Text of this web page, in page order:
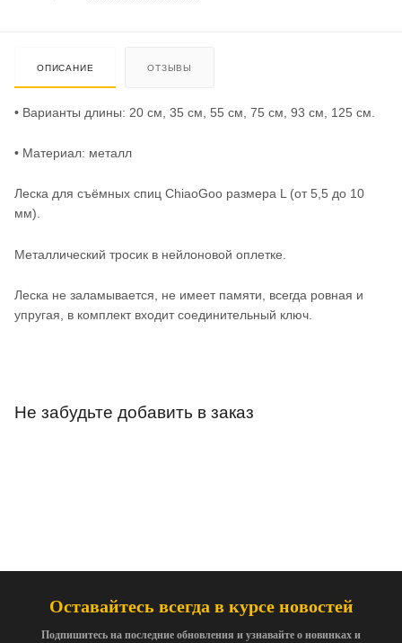
ОПИСАНИЕ ОТЗЫВЫ
• Варианты длины: 20 см, 35 см, 55 см, 75 см, 93 см, 125 см.
• Материал: металл
Леска для съёмных спиц ChiaoGoo размера L (от 5,5 до 10
мм).
Металлический тросик в нейлоновой оплетке.
Леска не заламывается, не имеет памяти, всегда ровная и
упругая, в комплект входит соединительный ключ.
Не забудьте добавить в заказ
Оставайтесь всегда в курсе новостей
Подпишитесь на последние обновления и узнавайте о новинках и